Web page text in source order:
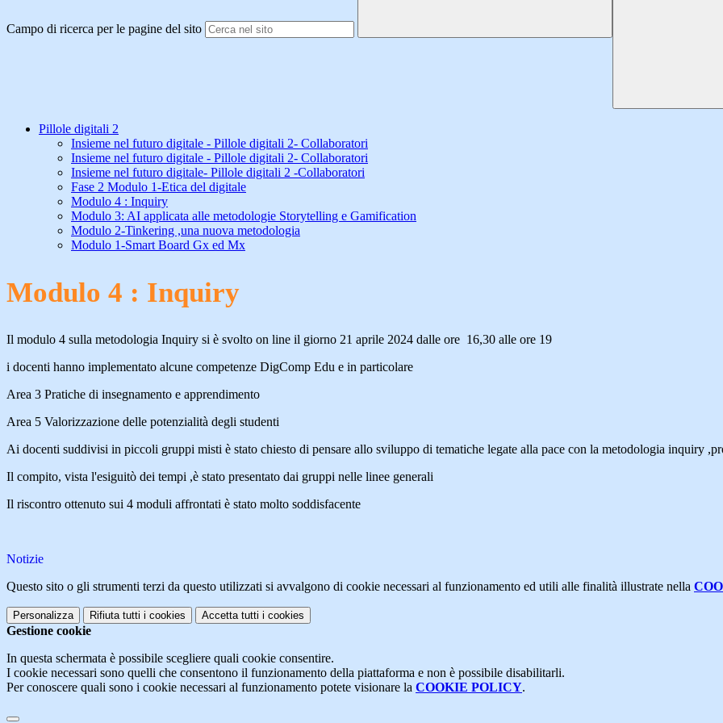
Campo di ricerca per le pagine del sito
Pillole digitali 2
Insieme nel futuro digitale - Pillole digitali 2- Collaboratori
Insieme nel futuro digitale - Pillole digitali 2- Collaboratori
Insieme nel futuro digitale- Pillole digitali 2 -Collaboratori
Fase 2 Modulo 1-Etica del digitale
Modulo 4 : Inquiry
Modulo 3: AI applicata alle metodologie Storytelling e Gamification
Modulo 2-Tinkering ,una nuova metodologia
Modulo 1-Smart Board Gx ed Mx
Modulo 4 : Inquiry
Il modulo 4 sulla metodologia Inquiry si è svolto on line il giorno 21 aprile 2024 dalle ore 16,30 alle ore 19
i docenti hanno implementato alcune competenze DigComp Edu e in particolare
Area 3 Pratiche di insegnamento e apprendimento
Area 5 Valorizzazione delle potenzialità degli studenti
Ai docenti suddivisi in piccoli gruppi misti è stato chiesto di pensare allo sviluppo di tematiche legate alla pace con la metodologia inquiry
Il compito, vista l'esiguitò dei tempi ,è stato presentato dai gruppi nelle linee generali
Il riscontro ottenuto sui 4 moduli affrontati è stato molto soddisfacente
Notizie
Questo sito o gli strumenti terzi da questo utilizzati si avvalgono di cookie necessari al funzionamento ed utili alle finalità illustrate nella
Personalizza Rifiuta tutti i cookies Accetta tutti i cookies
Gestione cookie
In questa schermata è possibile scegliere quali cookie consentire.
I cookie necessari sono quelli che consentono il funzionamento della piattaforma e non è possibile disabilitarli.
Per conoscere quali sono i cookie necessari al funzionamento potete visionare la COOKIE POLICY.